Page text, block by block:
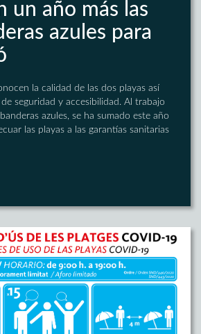
un año más las
azules para
la calidad de las dos playas así
seguridad y accesibilidad. Al trabajo
azules, se ha sumado este año
las playas a las garantías sanitarias